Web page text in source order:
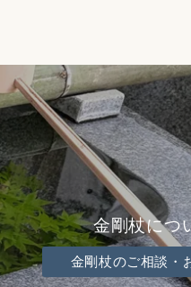
金剛杖につ
金剛杖のご相談・